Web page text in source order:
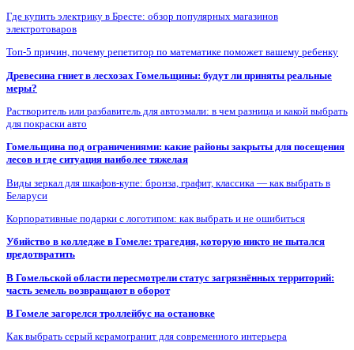
Где купить электрику в Бресте: обзор популярных магазинов
электротоваров
Топ-5 причин, почему репетитор по математике поможет вашему ребенку
Древесина гниет в лесхозах Гомельщины: будут ли приняты реальные
меры?
Растворитель или разбавитель для автоэмали: в чем разница и какой выбрать
для покраски авто
Гомельщина под ограничениями: какие районы закрыты для посещения
лесов и где ситуация наиболее тяжелая
Виды зеркал для шкафов-купе: бронза, графит, классика — как выбрать в
Беларуси
Корпоративные подарки с логотипом: как выбрать и не ошибиться
Убийство в колледже в Гомеле: трагедия, которую никто не пытался
предотвратить
В Гомельской области пересмотрели статус загрязнённых территорий:
часть земель возвращают в оборот
В Гомеле загорелся троллейбус на остановке
Как выбрать серый керамогранит для современного интерьера